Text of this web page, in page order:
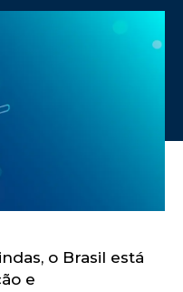
o Brasil está
e